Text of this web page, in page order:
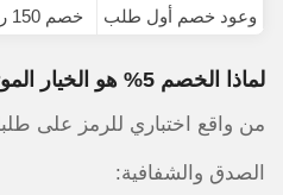
وعود خصم أول طلب
خصم 150 ريال للعملاء الجدد
لماذا الخصم 5% هو الخيار الموثوق
من واقع اختباري للرمز على
الصدق والشفافية: